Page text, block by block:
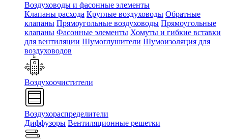
Воздуховоды и фасонные элементы
Клапаны расхода Круглые воздуховоды Обратные
клапаны Прямоугольные воздуховоды Прямоугольные
клапаны Фасонные элементы Хомуты и гибкие вставки
для вентиляции Шумоглушители Шумоизоляция для
воздуховодов
Воздухоочистители
Воздухораспределители
Диффузоры Вентиляционные решетки